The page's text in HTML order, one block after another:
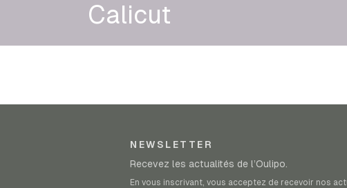
Calicut
NEWSLETTER
Recevez les actualités de l’Oulipo.
En vous inscrivant, vous acceptez de recevoir nos